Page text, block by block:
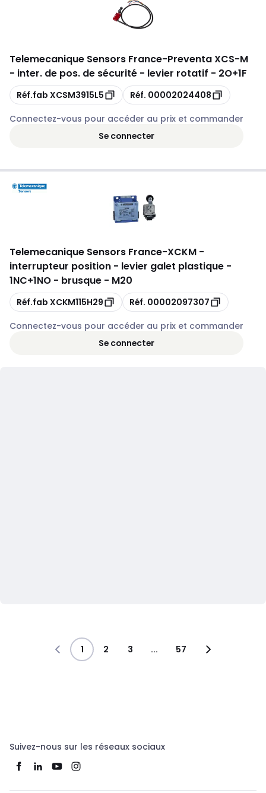
Telemecanique Sensors France-Preventa XCS-M
- inter. de pos. de sécurité - levier rotatif - 2O+1F
Copie
Réf.fab XCSM3915L5 Copie
Réf. 00002024408
Connectez-vous pour accéder au prix et commander
Se connecter
Telemecanique Sensors France-XCKM -
interrupteur position - levier galet plastique -
1NC+1NO - brusque - M20
Copie
Réf.fab XCKM115H29 Copie
Réf. 00002097307
Connectez-vous pour accéder au prix et commander
Se connecter
1 2 3 ... 57
Suivez-nous sur les réseaux sociaux